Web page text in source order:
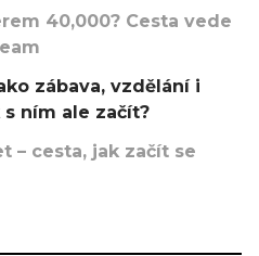
40,000? Cesta vede
zábava, vzdělání i
ním ale začít?
– cesta, jak začít se